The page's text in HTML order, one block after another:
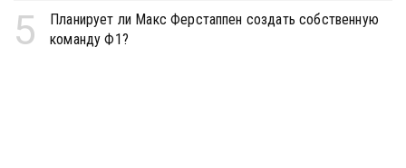
5
Планирует ли Макс Ферстаппен создать собственную
команду Ф1?